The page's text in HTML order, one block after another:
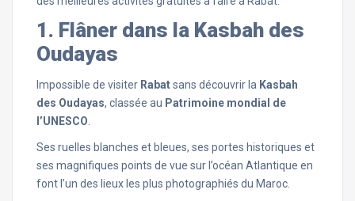
1. Flâner dans la Kasbah des
Oudayas
Impossible de visiter Rabatsans découvrir la Kasbah
des Oudayas, classée au Patrimoine mondial de
l’UNESCO
Ses ruelles blanches et bleues, ses portes historiques et
ses magnifiques points de vue sur l’océan Atlantique en
font l’un des lieux les plus photographiés du Maroc.